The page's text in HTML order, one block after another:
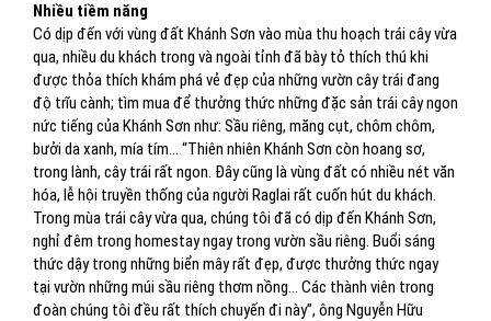
Nhiều tiềm năng
Có dịp đến với vùng đất Khánh Sơn vào mùa thu hoạch trái cây vừa
qua, nhiều du khách trong và ngoài tỉnh đã bày tỏ thích thú khi
được thỏa thích khám phá vẻ đẹp của những vườn cây trái đang
độ trĩu cành; tìm mua để thưởng thức những đặc sản trái cây ngon
nức tiếng của Khánh Sơn như: Sầu riêng, măng cụt, chôm chôm,
bưởi da xanh, mía tím… “Thiên nhiên Khánh Sơn còn hoang sơ,
trong lành, cây trái rất ngon. Đây cũng là vùng đất có nhiều nét văn
hóa, lễ hội truyền thống của người Raglai rất cuốn hút du khách.
Trong mùa trái cây vừa qua, chúng tôi đã có dịp đến Khánh Sơn,
nghỉ đêm trong homestay ngay trong vườn sầu riêng. Buổi sáng
thức dậy trong những biển mây rất đẹp, được thưởng thức ngay
tại vườn những múi sầu riêng thơm nồng… Các thành viên trong
đoàn chúng tôi đều rất thích chuyến đi này”, ông Nguyễn Hữu